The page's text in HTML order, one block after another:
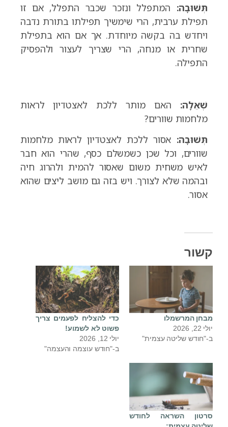
תְּשׁוּבָה: המתפלל ונזכר שכבר התפלל, אם זו
תפילת ערבית, הרי שימשיך תפילתו בתורת נדבה
ויחדש בה בקשה מיוחדת. אך אם הוא בתפילת
שחרית או מנחה, הרי שצריך לעצור ולהפסיק
התפילה.
שְׁאֵלָה: האם מותר ללכת לאצטדיון לראות
מלחמות שוורים?
תְּשׁוּבָה: אסור ללכת לאצטדיון לראות מלחמות
שוורים, וכל שכן כשמשלם כסף, שהרי הוא חבר
לאיש משחית משום שאסור להמית ולהרוג חיה
ובהמה שלא לצורך. ויש בזה גם מושב ליצים שהוא
אסור.
קשור
מבחן המרשמלו
יולי 22, 2026
ב-"חודש שליטה עצמית"
כדי להצליח לפעמים צריך
פשוט לא לשמוע!
יולי 12, 2026
ב-"חודש עוצמה והעצמה"
סרטון השראה לחודש